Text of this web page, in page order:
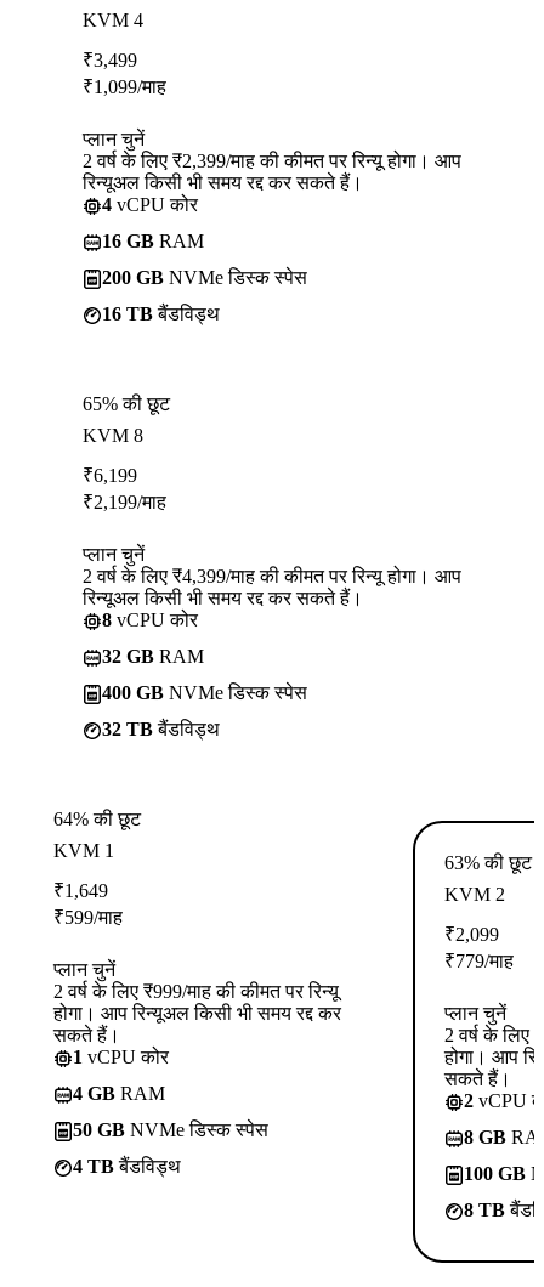
KVM 4
₹3,499
₹1,099/माह
प्लान चुनें
2 वर्ष के लिए ₹2,399/माह की कीमत पर रिन्यू होगा। आप
रिन्यूअल किसी भी समय रद्द कर सकते हैं।
4 vCPU कोर
16 GB RAM
200 GB NVMe डिस्क स्पेस
16 TBबैंडविड्थ
65% की छूट
KVM 8
₹6,199
₹2,199/माह
प्लान चुनें
2 वर्ष के लिए ₹4,399/माह की कीमत पर रिन्यू होगा। आप
रिन्यूअल किसी भी समय रद्द कर सकते हैं।
8 vCPU कोर
32 GB RAM
400 GB NVMe डिस्क स्पेस
32 TBबैंडविड्थ
64% की छूट
KVM 1
₹1,649
₹599/माह
प्लान चुनें
2 वर्ष के लिए ₹999/माह की कीमत पर रिन्यू
होगा। आप रिन्यूअल किसी भी समय रद्द कर
सकते हैं।
1 vCPU कोर
4 GB RAM
50 GB NVMe डिस्क स्पेस
4 TBबैंडविड्थ
63% की छूट
KVM 2
₹2,099
₹779/माह
प्लान चुनें
2 वर्ष के लिए
होगा। आप
सकते हैं।
2 vCPU
8 GB
100 GB
8 TB